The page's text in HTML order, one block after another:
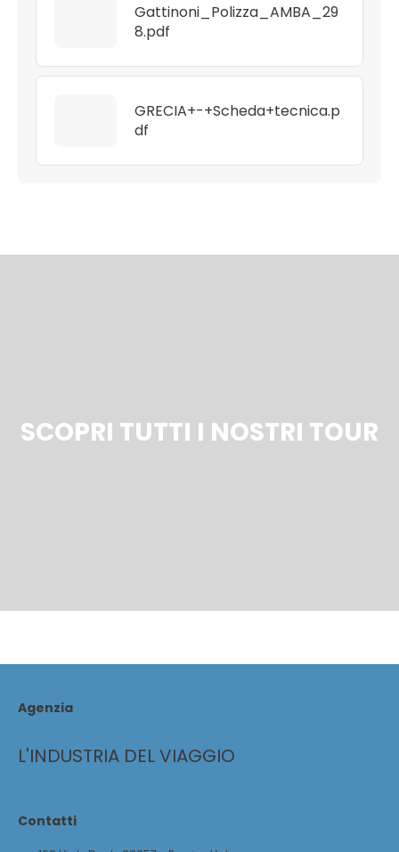
Gattinoni_Polizza_AMBA_29
8.pdf
GRECIA+-+Scheda+tecnica.p
df
SCOPRI TUTTI I NOSTRI TOUR
Agenzia
L'INDUSTRIA DEL VIAGGIO
Contatti